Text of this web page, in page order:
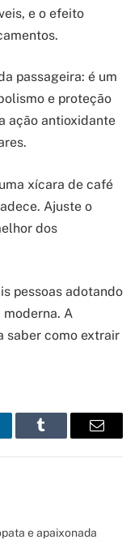
e o efeito
passageira: é um
e proteção
ação antioxidante
xícara de café
Ajuste o
dos
pessoas adotando
A
saber como extrair
Tumblr Email
e apaixonada